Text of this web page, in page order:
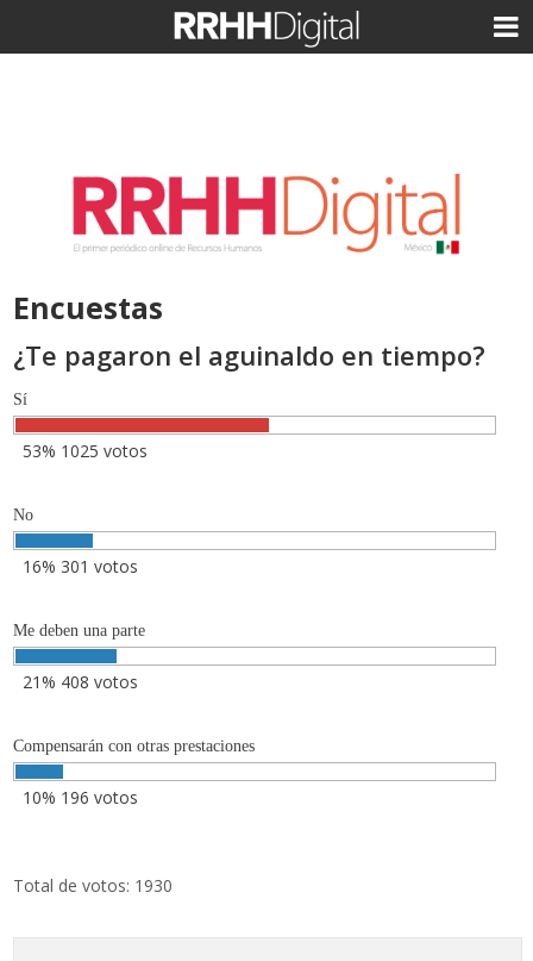
Encuestas
¿Te pagaron el aguinaldo en tiempo?
Sí
53% 1025 votos
No
16% 301 votos
Me deben una parte
21% 408 votos
Compensarán con otras prestaciones
10% 196 votos
Total de votos: 1930